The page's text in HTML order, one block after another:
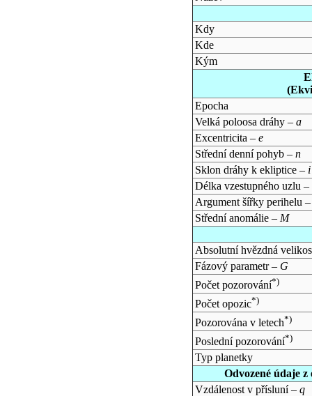
Kdy
Kde
Kým
Epocha
Velká poloosa dráhy – a
Excentricita – e
Střední denní pohyb – n
Sklon dráhy k ekliptice – i
Délka vzestupného uzlu –
Argument šířky perihelu
Střední anomálie – M
Absolutní hvězdná
Fázový parametr – G
Počet pozorování*)
Počet opozic*)
Pozorována v letech*)
Poslední pozorování*)
Typ planetky
Odvozené údaje
Vzdálenost v přísluní – q